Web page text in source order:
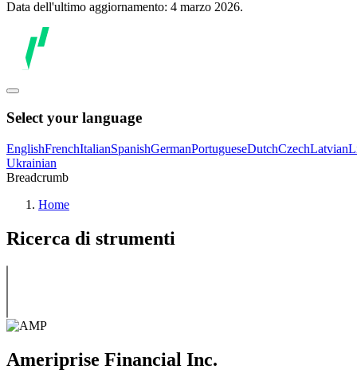
Data dell'ultimo aggiornamento: 4 marzo 2026.
Select your language
EnglishFrenchItalianSpanishGermanPortugueseDutchCzechLatvian
Ukrainian
Breadcrumb
Home
Ricerca di strumenti
Ameriprise Financial Inc.